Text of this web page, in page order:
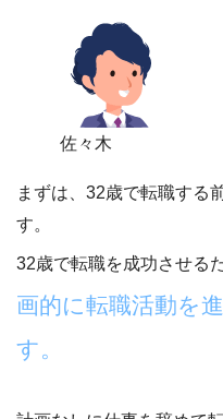
佐々木
まずは、32歳で転職する
す。
32歳で転職を成功させる
画的に転職活動を
す。